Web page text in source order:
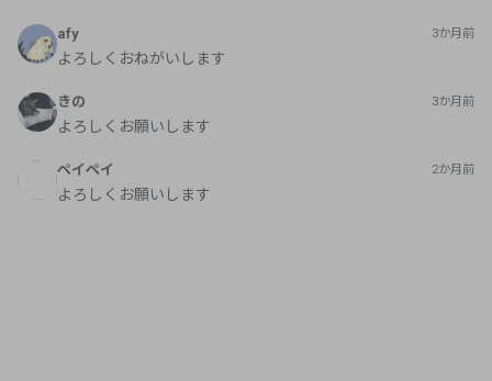
afy 3か月前
よろしくおねがいします
きの 3か月前
よろしくお願いします
ペイペイ 2か月前
よろしくお願いします